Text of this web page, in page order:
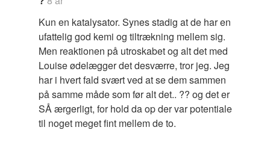
Kun en katalysator. Synes stadig at de har en
ufattelig god kemi og tiltrækning mellem sig.
Men reaktionen på utroskabet og alt det med
Louise ødelægger det desværre, tror jeg. Jeg
har i hvert fald svært ved at se dem sammen
på samme måde som før alt det.. ?? og det er
SÅ ærgerligt, for hold da op der var potentiale
til noget meget fint mellem de to.